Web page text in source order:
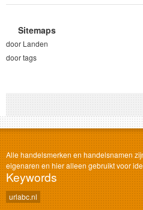
Sitemaps
door Landen
door tags
Alle handelsmerken en handelsnamen
eigenaren en hier alleen gebruikt voor
Keywords
urlabc.nl